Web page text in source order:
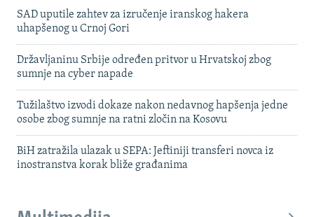
SAD uputile zahtev za izručenje iranskog hakera
uhapšenog u Crnoj Gori
Državljaninu Srbije određen pritvor u Hrvatskoj zbog
sumnje na cyber napade
Tužilaštvo izvodi dokaze nakon nedavnog hapšenja jedne
osobe zbog sumnje na ratni zločin na Kosovu
BiH zatražila ulazak u SEPA: Jeftiniji transferi novca iz
inostranstva korak bliže građanima